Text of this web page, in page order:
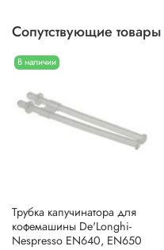
Сопутствующие товары
В наличии
Трубка капучинатора для
кофемашины De'Longhi-
Nespresso EN640, EN650